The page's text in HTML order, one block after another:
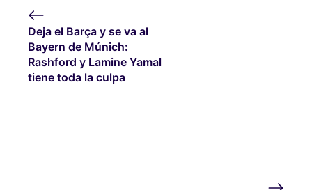
Deja el Barça y se va al
Bayern de Múnich:
Rashford y Lamine Yamal
tiene toda la culpa